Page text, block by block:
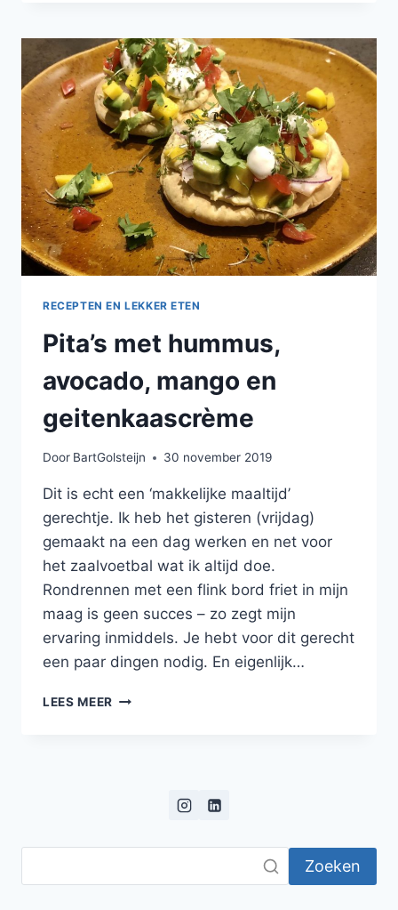
KIPPENGEHAKT
EN
TZATZIKI
RECEPTEN EN LEKKER ETEN
Pita’s met hummus,
avocado, mango en
geitenkaascrème
Door BartGolsteijn 30 november 2019
Dit is echt een ‘makkelijke maaltijd’
gerechtje. Ik heb het gisteren (vrijdag)
gemaakt na een dag werken en net voor
het zaalvoetbal wat ik altijd doe.
Rondrennen met een flink bord friet in mijn
maag is geen succes – zo zegt mijn
ervaring inmiddels. Je hebt voor dit gerecht
een paar dingen nodig. En eigenlijk…
LEES MEER PITA’S
GEITENKAASCRÈME
Zoeken